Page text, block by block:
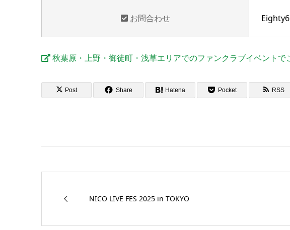
お問合わせ Eighty6
秋葉原・上野・御徒町・浅草エリアでのファンクラブイベントで
Post Share Hatena Pocket RSS
NICO LIVE FES 2025 in TOKYO